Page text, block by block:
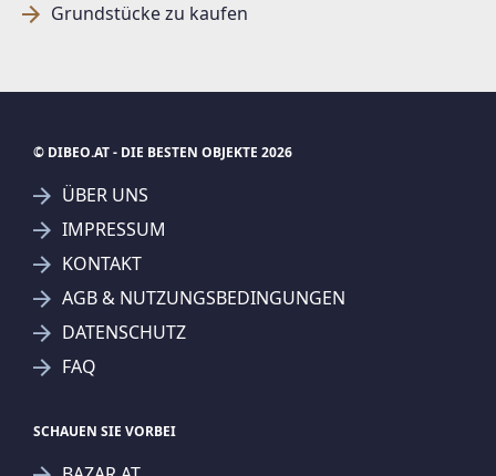
Grundstücke zu kaufen
SUCHAGENT ANLEGEN FÜR DIE
AKTUELLEN SUCHKRITERIEN
Ich stimme der Verarbeitung meiner Daten, wie
© DIBEO.AT - DIE BESTEN OBJEKTE 2026
ÜBER UNS
IMPRESSUM
KONTAKT
AGB & NUTZUNGSBEDINGUNGEN
DATENSCHUTZ
FAQ
SCHAUEN SIE VORBEI